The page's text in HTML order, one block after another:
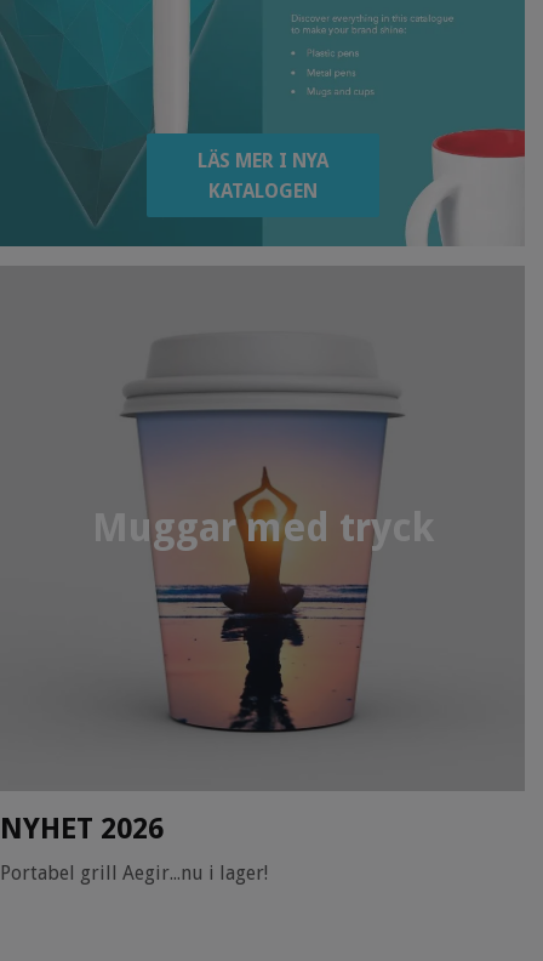
LÄS MER I NYA
KATALOGEN
Muggar med tryck
NYHET 2026
Portabel grill Aegir...nu i lager!